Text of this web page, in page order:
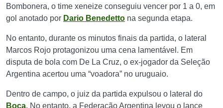
Bombonera, o time xeneize conseguiu vencer por 1 a 0, em
gol anotado por Dario Benedetto na segunda etapa.
No entanto, durante os minutos finais da partida, o lateral
Marcos Rojo protagonizou uma cena lamentável. Em
disputa de bola com De La Cruz, o ex-jogador da Seleção
Argentina acertou uma “voadora” no uruguaio.
Dentro de campo, o juiz da partida expulsou o lateral do
Boca. No entanto, a Federação Argentina levou o lance